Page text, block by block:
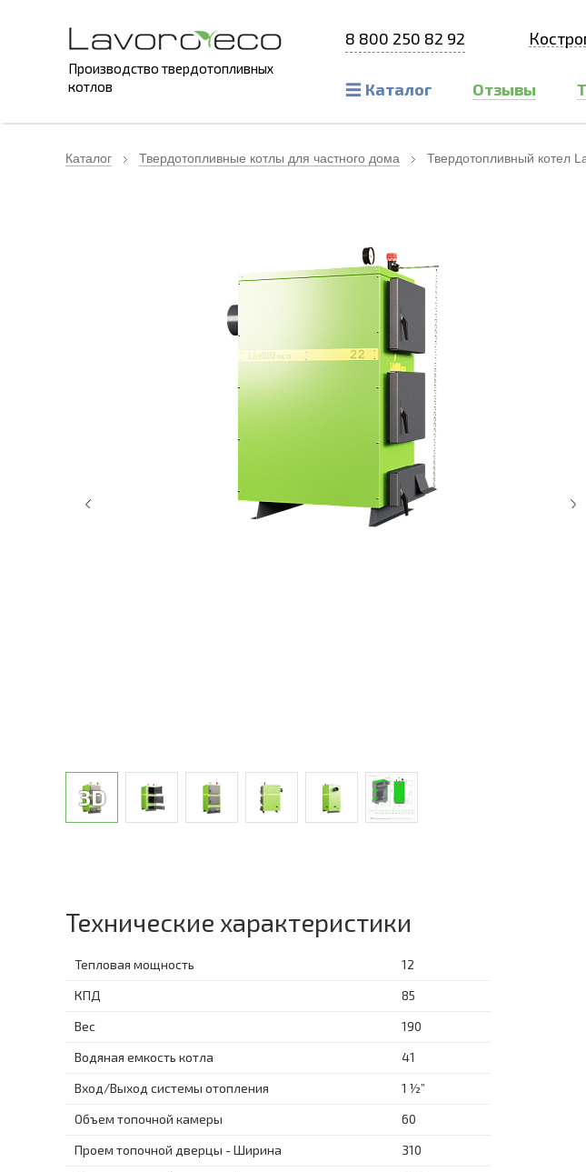
Производство твердотопливных
котлов
8 800 250 82 92
Каталог Отзывы
Каталог Твердотопливные котлы для частного дома Твердотопливный котел
Технические характеристики
Тепловая мощность
12
КПД
85
Вес
190
Водяная емкость котла
41
Вход/Выход системы отопления
1 ½”
Объем топочной камеры
60
Проем топочной дверцы - Ширина
310